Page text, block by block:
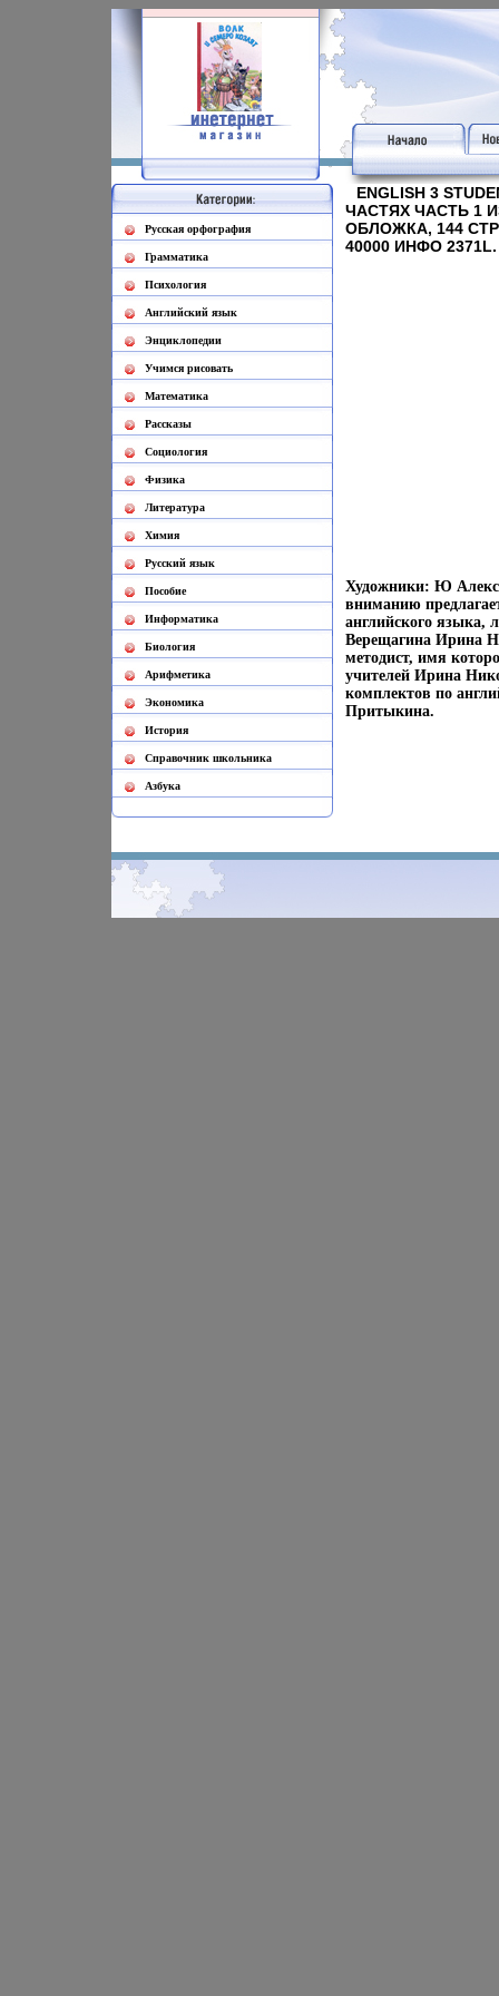
Русская орфография
Грамматика
Психология
Английский язык
Энциклопедии
Учимся рисовать
Математика
Рассказы
Социология
Физика
Литература
Химия
Русский язык
Пособие
Информатика
Биология
Арифметика
Экономика
История
Cправочник школьника
Азбука
ENGLISH 3
ЧАСТЯХ ЧАСТЬ 1
ОБЛОЖКА, 144 СТР
40000 ИНФО 2371L.
Художники: Ю
вниманию
английского языка,
Верещагина Ирина
методист, имя
учителей Ирина
комплектов по
Притыкина.